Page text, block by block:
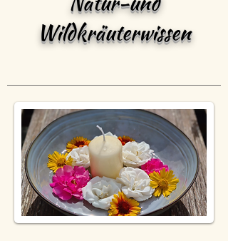
Wildkräuterwissen